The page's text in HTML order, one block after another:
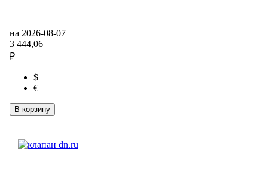
(VCS3232P-T)
на 2026-08-07
3 444,06
₽
$
€
В корзину